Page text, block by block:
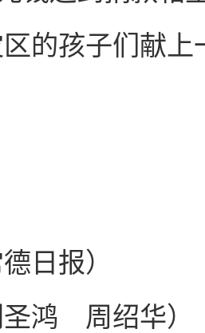
的孩子们献上
日报）
圣鸿 周绍华）